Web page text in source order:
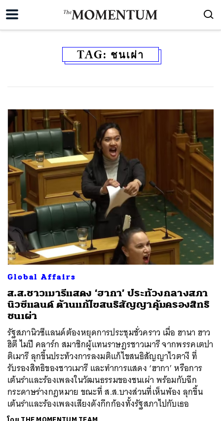
TAG: ชนเผ่า
Global Affairs
ส.ส.ชาวเมารีแสดง ‘ฮากา’ ประท้วงกลางสภา
นิวซีแลนด์ ต้านแก้ไขสนธิสัญญาคุ้มครองสิทธิ
ชนเผ่า
รัฐสภานิวซีแลนด์ต้องหยุดการประชุมชั่วคราว เมื่อ ฮานา ฮาว
ฮิตี ไมปี คลาร์ก สมาชิกผู้แทนราษฎรชาวเมารี จากพรรคเตปา
ติเมารี ลุกขึ้นประท้วงการลงมติแก้ไขสนธิสัญญาไวตางี ที่
รับรองสิทธิของชาวเมารี และทำการแสดง ‘ฮากา’ หรือการ
เต้นรำและร้องเพลงในวัฒนธรรมของชนเผ่า พร้อมกับฉีก
กระดาษร่างกฎหมาย ขณะที่ ส.ส.บางส่วนที่เห็นพ้อง ลุกขึ้น
เต้นรำและร้องเพลงเสียงดังกึกก้องทั้งรัฐสภาไปกับเธอ